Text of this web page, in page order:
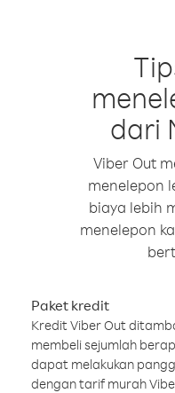
dari
Viber Out
menelepon
biaya lebih
menelepon
Paket kredit
Kredit Viber Out
membeli sejumlah
dapat melakukan
dengan tarif murah